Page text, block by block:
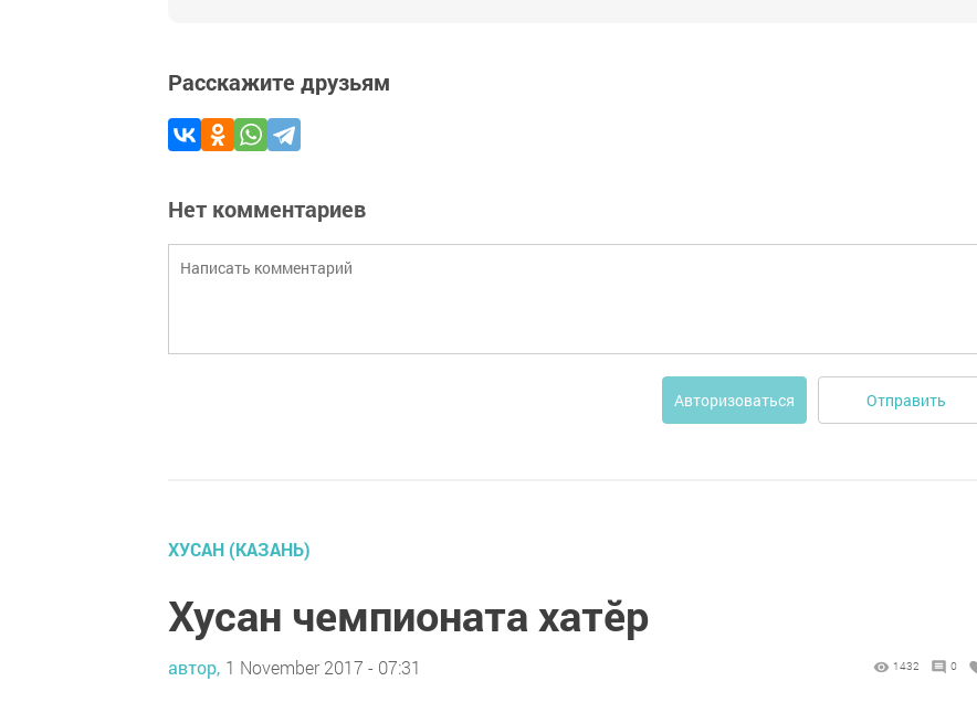
Расскажите друзьям
Нет комментариев
Авторизоваться Отправить
ХУСАН (КАЗАНЬ)
Хусан чемпионата хатӗр
автор, 1 November 2017 - 07:31 1432 0